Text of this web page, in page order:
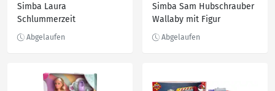
Simba Laura
Schlummerzeit
Simba Sam Hubschrauber
Wallaby mit Figur